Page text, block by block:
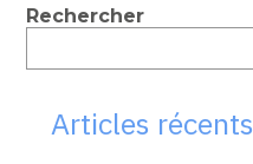
Blog
sidebar
Rechercher
Articles récents